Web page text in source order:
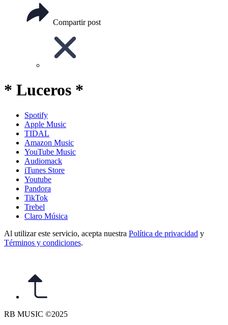
Compartir post
* Luceros *
Spotify
Apple Music
TIDAL
Amazon Music
YouTube Music
Audiomack
iTunes Store
Youtube
Pandora
TikTok
Trebel
Claro Música
Al utilizar este servicio, acepta nuestra Política de privacidad y
Términos y condiciones.
RB MUSIC ©2025